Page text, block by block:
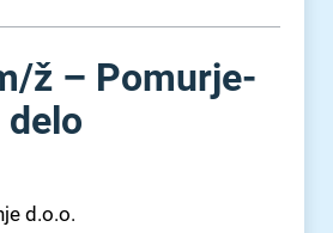
⁠ž – Pomurje-
d.o.o.